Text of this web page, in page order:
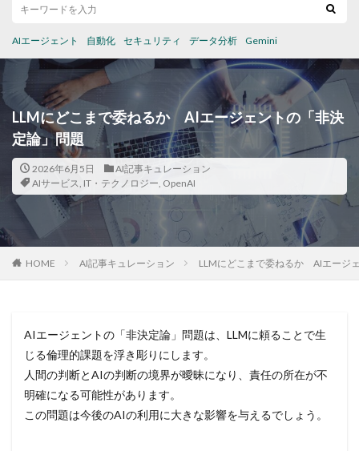
AIエージェント 自動化 セキュリティ データ分析 Gemini
LLMにどこまで委ねるか AIエージェントの「非決
定論」問題
2026年6月5日
AI記事キュレーション
AIサービス, IT・テクノロジー, OpenAI
HOME AI記事キュレーション LLMにどこまで委ねるか AIエージ
AIエージェントの「非決定論」問題は、LLMに頼ることで生
じる倫理的課題を浮き彫りにします。
人間の判断とAIの判断の境界が曖昧になり、責任の所在が不
明確になる可能性があります。
この問題は今後のAIの利用に大きな影響を与えるでしょう。